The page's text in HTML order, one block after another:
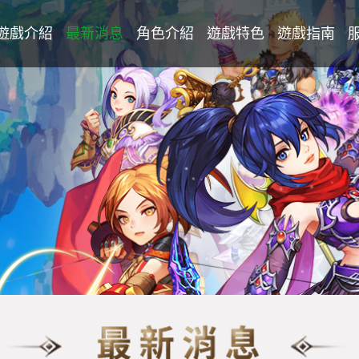
戲介紹 最新消息 角色介紹 遊戲特色 遊戲指南